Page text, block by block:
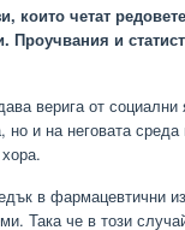
които четат
Проучвания и
верига от
но и на неговата
в фармацевтични
Така че в този